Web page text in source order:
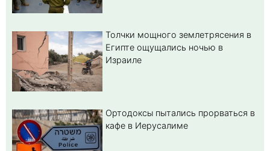
Толчки мощного землетрясения в
Египте ощущались ночью в
Израиле
Ортодоксы пытались прорваться в
кафе в Иерусалиме